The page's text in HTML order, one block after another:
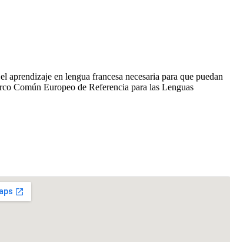
en lengua francesa necesaria para que puedan
Común Europeo de Referencia para las Lenguas